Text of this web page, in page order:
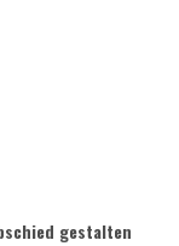
gestalten